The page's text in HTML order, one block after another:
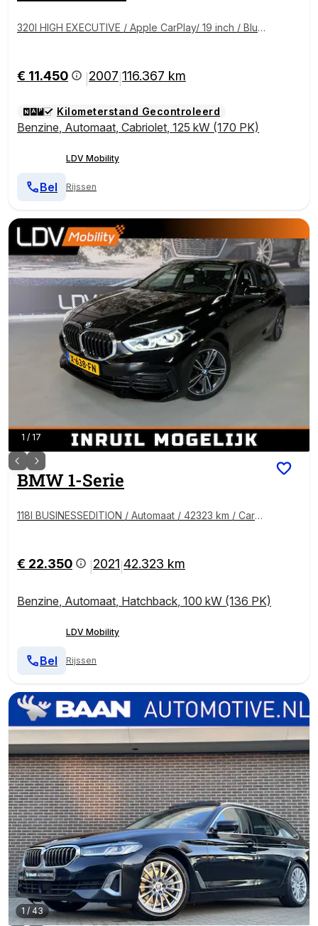
320I HIGH EXECUTIVE / Apple CarPlay/ 19 inch / Bluet
€ 11.450 2007 116.367 km
Kilometerstand Gecontroleerd
Benzine, Automaat, Cabriolet, 125 kW (170 PK)
LDV Mobility
Rijssen
Bel
1 / 17
BMW1-Serie
118I BUSINESSEDITION / Automaat / 42323 km / Carpl
€ 22.350 2021 42.323 km
Benzine, Automaat, Hatchback, 100 kW (136 PK)
LDV Mobility
Rijssen
Bel
1 / 43